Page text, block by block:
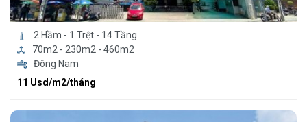
2 Hầm - 1 Trệt - 14 Tầng
70m2 - 230m2 - 460m2
Đông Nam
11 Usd/m2/tháng